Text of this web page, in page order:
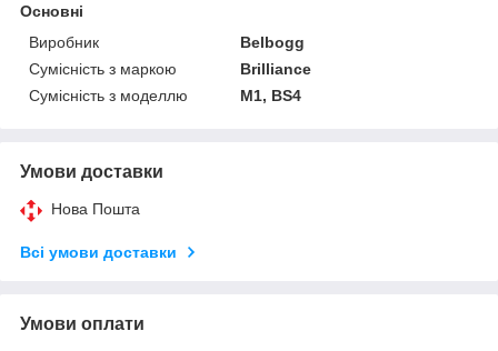
Основні
Виробник
Belbogg
Сумісність з маркою
Brilliance
Сумісність з моделлю
M1, BS4
Умови доставки
Нова Пошта
Всі умови доставки
Умови оплати